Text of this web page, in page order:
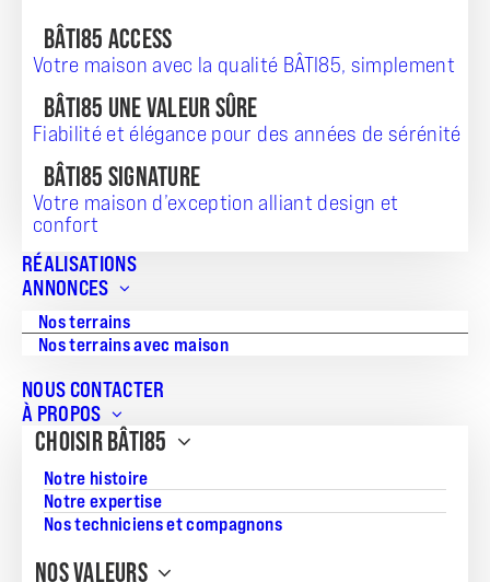
BÂTI85 ACCESS
Votre maison avec la qualité BÂTI85, simplement
BÂTI85 UNE VALEUR SÛRE
Fiabilité et élégance pour des années de sérénité
BÂTI85 SIGNATURE
Votre maison d’exception alliant design et
confort
RÉALISATIONS
ANNONCES
Nos terrains
Nos terrains avec maison
NOUS CONTACTER
À PROPOS
CHOISIR BÂTI85
Notre histoire
Notre expertise
Nos techniciens et compagnons
NOS VALEURS
TERRAIN + MAISON
153 015
Référence:
Surface du terrain:
344
Superficie de la maison:
44